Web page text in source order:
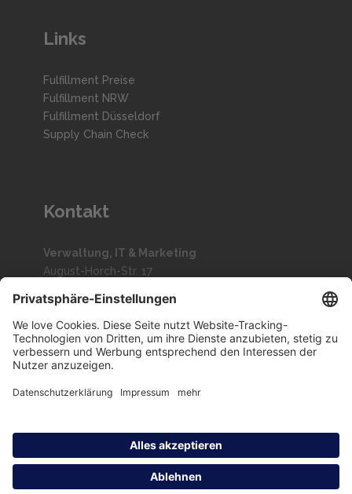
Links
Fulfillment Preise
Fulfillment NRW
Fulfillment Düsseldorf
Supply Chain Check
Kontakt
Verwaltung, IT & Marketing
August-Horch-Str. 17
Telefon: +49 (0) 2203 2971 172
Lagerung, Logistik und Kommissionierung
Welserstr. 6a
51149 Köln
Copyright 2024 © VONEXIO |Datenschutz|Impressum|AGB’s